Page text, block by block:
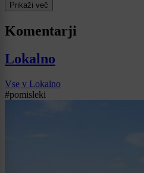
Prikaži več
Komentarji
Lokalno
Vse v Lokalno
#pomisleki